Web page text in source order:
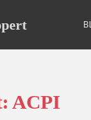
ACPI